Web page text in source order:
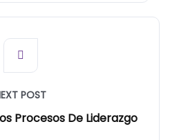
POST
Procesos De Liderazgo